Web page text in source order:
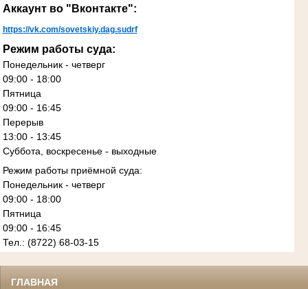
Аккаунт во "Вконтакте":
https://vk.com/sovetskiy.dag.sudrf
Режим работы суда:
Понедельник - четверг
09:00 - 18:00
Пятница
09:00 - 16:45
Перерыв
13:00 - 13:45
Суббота, воскресенье - выходные
Режим работы приёмной суда:
Понедельник - четверг
09:00 - 18:00
Пятница
09:00 - 16:45
Тел.: (8722) 68-03-15
ГЛАВНАЯ